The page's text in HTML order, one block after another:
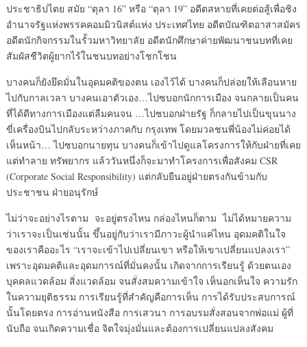
ประชาธิปไตย สมัย “ตุลา 16” หรือ “ตุลา 19” อดีตสหายที่เคยต่อสู้เพื่อชิง
อำนาจรัฐแห่งพรรคคอมมิวนิสต์แห่ง ประเทศไทย อดีตบัณฑิตอาสาสมัคร
อดีตนักกิจกรรมในรั้วมหาวิทยาลัย อดีตนักศึกษาค่ายพัฒนาชนบทที่เคย
สัมผัสชีวิตผู้ยากไร้ในชนบทอย่างโชกโชน
บางคนก็ยังยึดมั่นในอุดมคติของตน เองไว้ได้ บางคนก็ปล่อยให้เลือนหาย
ไปกับกาลเวลา บางคนเอาตัวเอง…ไปซบอกนักการเมือง จนกลายเป็นคน
ที่ได้ดีทางการเมืองแต่ลืมคนจน …ไปซบอกฝ่ายรัฐ ก็กลายไปเป็นขุนนาง
ขี่เครื่องบินไปกลับระหว่างภาคกับ กรุงเทพ โดยมวลชนพี่น้องไม่ค่อยได้
เห็นหน้า… ไปซบอกนายทุน บางคนก็เข้าไปดูแลโครงการให้กับฝ่ายที่เคย
แต่ทำลาย ทรัพยากร แล้ววันหนึ่งก็จะมาทำโครงการเพื่อสังคม CSR
(Corporate Social Responsibility) แต่กลับยืนอยู่ฝ่ายตรงกันข้ามกับ
ประชาชน ฝ่ายอนุรักษ์
ไม่ว่าจะอย่างไรตาม จะอยู่ตรงไหน กล่องไหนก็ตาม ไม่ได้หมายความ
ว่าเราจะเป็นเช่นนั้น ขึ้นอยู่กับว่าเรามีภาวะผู้นำแค่ไหน อุดมคติในใจ
ของเราคืออะไร “เราจะเข้าไปเปลี่ยนเขา หรือให้เขาเปลี่ยนแปลงเรา”
เพราะอุดมคติและอุดมการณ์ที่มั่นคงนั้น เกิดจากการเรียนรู้ ด้วยตนเอง
บุคคลแวดล้อม สิ่งแวดล้อม จนสั่งสมความเข้าใจ เห็นอกเห็นใจ ความรัก
ในความยุติธรรม การเรียนรู้ที่สำคัญคือการเห็น การได้รับประสบการณ์
นั้นโดยตรง การอ่านหนังสือ การเสวนา การอบรมสั่งสอนจากพ่อแม่ ผู้ที่
นับถือ จนเกิดความเชื่อ จิตใจมุ่งมั่นและต้องการเปลี่ยนแปลงสังคม